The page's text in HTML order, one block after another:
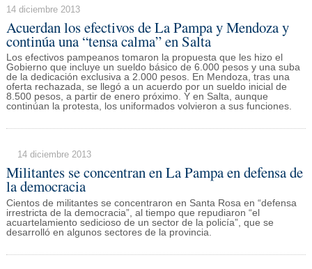
14 diciembre 2013
Acuerdan los efectivos de La Pampa y Mendoza y
continúa una “tensa calma” en Salta
Los efectivos pampeanos tomaron la propuesta que les hizo el
Gobierno que incluye un sueldo básico de 6.000 pesos y una suba
de la dedicación exclusiva a 2.000 pesos. En Mendoza, tras una
oferta rechazada, se llegó a un acuerdo por un sueldo inicial de
8.500 pesos, a partir de enero próximo. Y en Salta, aunque
continúan la protesta, los uniformados volvieron a sus funciones.
14 diciembre 2013
Militantes se concentran en La Pampa en defensa de
la democracia
Cientos de militantes se concentraron en Santa Rosa en “defensa
irrestricta de la democracia”, al tiempo que repudiaron “el
acuartelamiento sedicioso de un sector de la policía”, que se
desarrolló en algunos sectores de la provincia.